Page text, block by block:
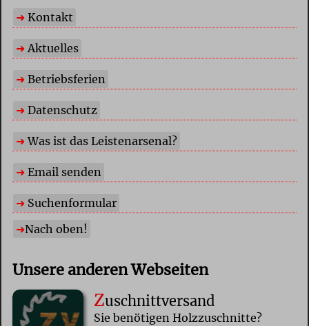
Kontakt
Aktuelles
Betriebsferien
Datenschutz
Was ist das Leistenarsenal?
Email senden
Suchenformular
Nach oben!
Unsere anderen Webseiten
Zuschnittversand
Sie benötigen Holzzuschnitte?